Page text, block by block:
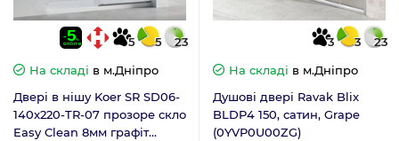
5 5
23
На складі в м.Дніпро
Двері в нішу Koer SR SD06-
140x220-TR-07 прозоре скло
Easy Clean 8мм графіт
3 3 23
На складі в м.Дніпро
Душові двері Ravak Blix
BLDP4 150, сатин, Grape
(0YVP0U00ZG)